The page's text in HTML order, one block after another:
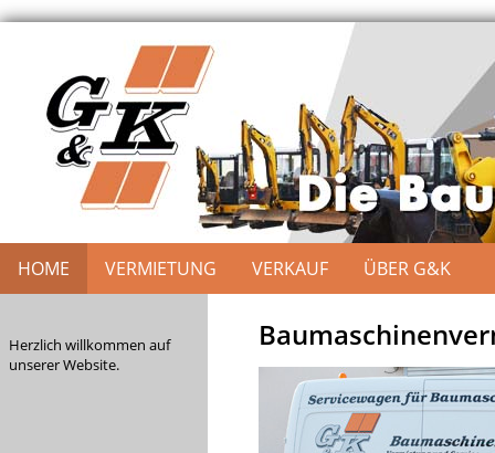
HOME VERMIETUNG VERKAUF ÜBER G&K
Herzlich willkommen auf
unserer Website.